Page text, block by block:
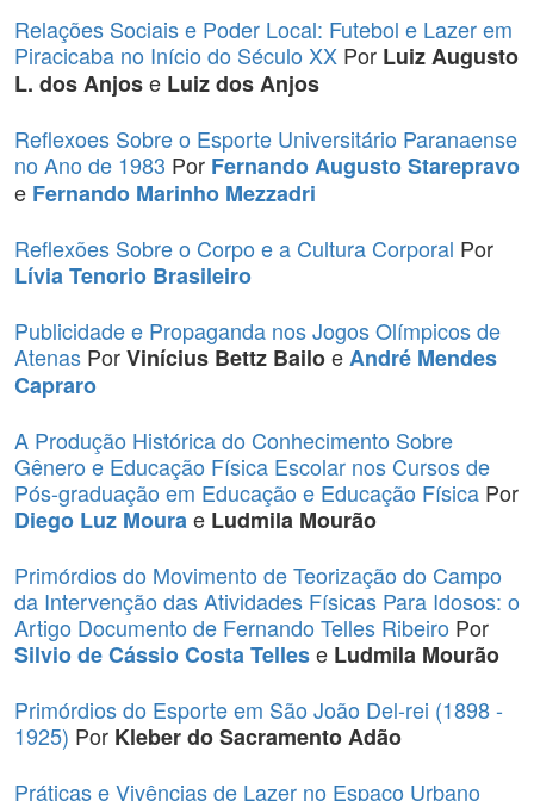
Relações Sociais e Poder Local: Futebol e Lazer em
Piracicaba no Início do Século XX Por Luiz Augusto
L. dos Anjose Luiz dos Anjos
Reflexoes Sobre o Esporte Universitário Paranaense
no Ano de 1983 Por Fernando Augusto Starepravo
e Fernando Marinho Mezzadri
Reflexões Sobre o Corpo e a Cultura Corporal Por
Lívia Tenorio Brasileiro
Publicidade e Propaganda nos Jogos Olímpicos de
Atenas PorVinícius Bettz BailoeAndré Mendes
Capraro
A Produção Histórica do Conhecimento Sobre
Gênero e Educação Física Escolar nos Cursos de
Pós-graduação em Educação e Educação Física Por
Diego Luz Mourae Ludmila Mourão
Primórdios do Movimento de Teorização do Campo
da Intervenção das Atividades Físicas Para Idosos: o
Artigo Documento de Fernando Telles Ribeiro Por
Silvio de Cássio Costa Tellese Ludmila Mourão
Primórdios do Esporte em São João Del-rei (1898 -
1925) Por Kleber do Sacramento Adão
Práticas e Vivências de Lazer no Espaço Urbano